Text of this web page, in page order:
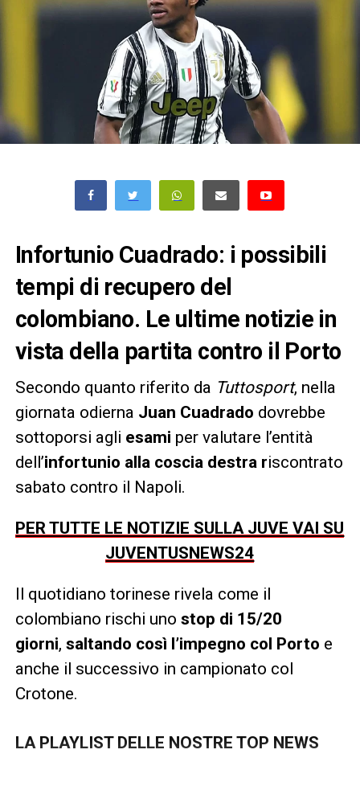
Infortunio Cuadrado: i possibili
tempi di recupero del
colombiano. Le ultime notizie in
vista della partita contro il Porto
Secondo quanto riferito da Tuttosport, nella
giornata odierna Juan Cuadrado dovrebbe
sottoporsi agli esami per valutare l’entità
dell’infortunio alla coscia destra riscontrato
sabato contro il Napoli.
PER TUTTE LE NOTIZIE SULLA JUVE VAI SU
JUVENTUSNEWS24
Il quotidiano torinese rivela come il
colombiano rischi uno stop di 15/20
giorni, saltando così l’impegno col Porto e
anche il successivo in campionato col
Crotone.
LA PLAYLIST DELLE NOSTRE TOP NEWS